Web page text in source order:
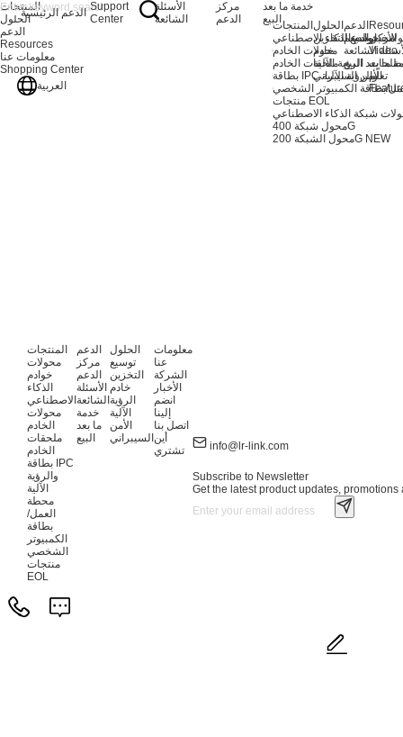
المنتجات
خوادم الذكاء الاصطناعي
محولات الخادم
ملحقات الخادم
بطاقة IPC والرؤية الآلية
بطاقة الكمبيوتر الشخصي
منتجات EOL
شبكة الذكاء الاصطناعي
محول شبكة 400G
محول الشبكة 200G NEW
الحلول
توسيع التخزين
خادم
الرؤية الآلية
الأمن السيبراني
الدعم
مركز الدعم
الشائعة
ما بعد البيع
الأخبار
Video
تعلّم
المنتجات
الحلول
الدعم
Resources
معلومات عنا
Shopping Center
العربية
الرئيسية الدعم Support
Center
الأسئلة
الشائعة
مركز
الدعم
خدمة ما بعد
البيع
المنتجات
محولات
خوادم
الذكاء
الاصطناعي
محولات
الخادم
ملحقات
الخادم
بطاقة IPC
والرؤية
الآلية
محطة
العمل/
بطاقة
الكمبيوتر
الشخصي
منتجات
EOL
الدعم
مركز
الدعم
الأسئلة
الشائعة
خدمة
ما بعد
البيع
الحلول
توسيع
التخزين
خادم
الرؤية
الآلية
الأمن
السيبراني
معلومات
عنا
الشركة
الأخبار
انضم
إلينا
اتصل بنا
أين
تشتري
info@lr-link.com
Subscribe to Newsletter
Get the latest product updates, promotions